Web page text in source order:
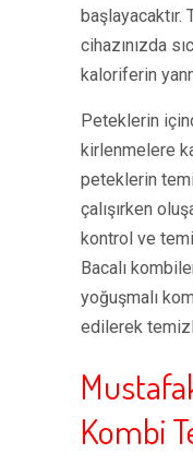
başlayacaktır.
cihazınızda
kaloriferin
Peteklerin
kirlenmelere
peteklerin
çalışırken
kontrol ve
Bacalı
yoğuşmalı
edilerek
Kombi